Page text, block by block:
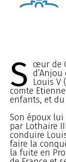
S œur de
Louis V
comte
enfants, et du
Son époux
par Lothaire
conduire
faire la
la fuite en